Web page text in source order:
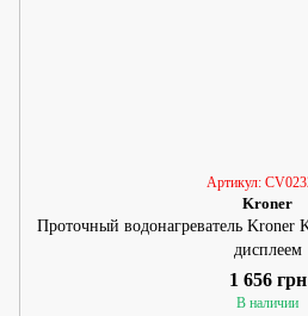
Артикул:
Kroner
Проточный водонагреватель Kroner
дисплеем
1 656 грн
В наличии